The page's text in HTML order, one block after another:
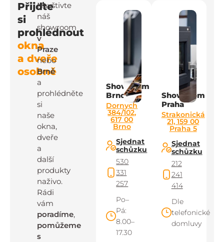
Přijďte
si
prohlédnout
okna
a dveře
osobně
Navštivte
náš
showroom
v
Praze
nebo
Brně
a
prohlédněte
si
naše
okna,
dveře
a
další
produkty
naživo.
Rádi
vám
poradíme,
pomůžeme
s
Showroom
Brno
Dornych
384/102,
617 00
Brno
Sjednat
schůzku
530
331
257
Po–
Pá:
8.00–
17.30
Showroom
Praha
Strakonická
21, 159 00
Praha 5
Sjednat
schůzku
212
241
414
Dle
telefonické
domluvy